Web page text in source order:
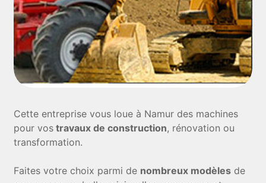
Cette entreprise vous loue à Namur des machines
pour vos travaux de construction, rénovation ou
transformation.
Faites votre choix parmi de nombreux modèles de